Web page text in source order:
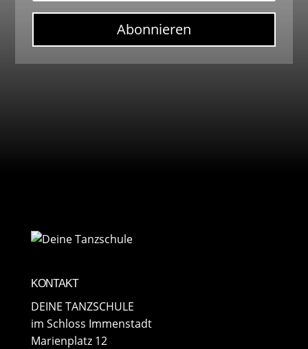
Abonnieren
KONTAKT
DEINE TANZSCHULE
im Schloss Immenstadt
Marienplatz 12